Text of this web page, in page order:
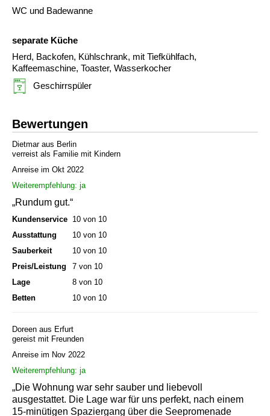
WC und Badewanne
separate Küche
Herd, Backofen, Kühlschrank, mit Tiefkühlfach,
Kaffeemaschine, Toaster, Wasserkocher
Geschirrspüler
Bewertungen
Dietmar aus Berlin
verreist als Familie mit Kindern
Anreise im Okt 2022
Weiterempfehlung: ja
„Rundum gut.“
Kundenservice 10 von 10
Ausstattung
10 von 10
Sauberkeit
10 von 10
Preis/Leistung
7 von 10
Lage
8 von 10
Betten
10 von 10
Doreen aus Erfurt
gereist mit Freunden
Anreise im Nov 2022
Weiterempfehlung: ja
„Die Wohnung war sehr sauber und liebevoll
ausgestattet. Die Lage war für uns perfekt, nach einem
15-minütigen Spaziergang über die Seepromenade